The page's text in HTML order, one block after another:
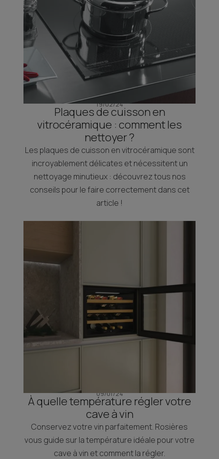
19/02/24
Plaques de cuisson en
vitrocéramique : comment les
nettoyer ?
Les plaques de cuisson en vitrocéramique sont
incroyablement délicates et nécessitent un
nettoyage minutieux : découvrez tous nos
conseils pour le faire correctement dans cet
article !
09/01/24
À quelle température régler votre
cave à vin
Conservez votre vin parfaitement. Rosières
vous guide sur la température idéale pour votre
cave à vin et comment la régler.